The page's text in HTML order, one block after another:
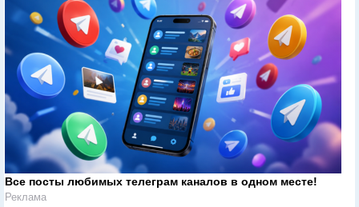
Все посты любимых телеграм каналов в одном месте!
Реклама